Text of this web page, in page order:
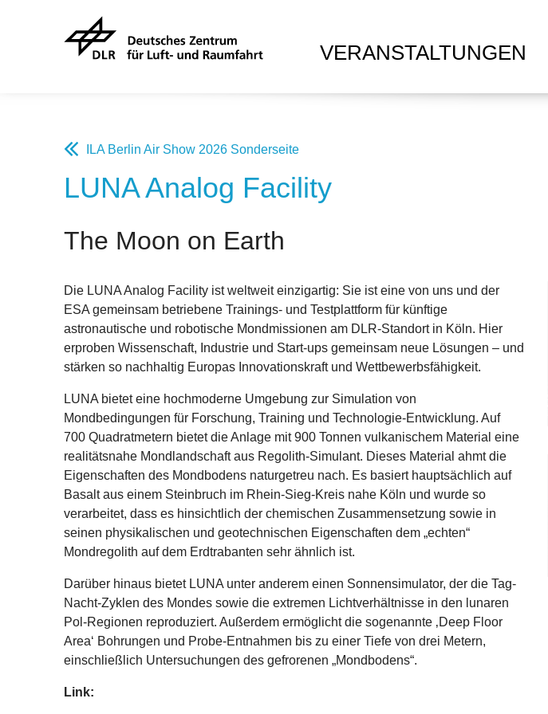
VERANSTALTUNGEN
ILA Berlin Air Show 2026 Sonderseite
LUNA Analog Facility
The Moon on Earth
Die LUNA Analog Facility ist weltweit einzigartig: Sie ist eine von uns und der
ESA gemeinsam betriebene Trainings- und Testplattform für künftige
astronautische und robotische Mondmissionen am DLR-Standort in Köln. Hier
erproben Wissenschaft, Industrie und Start-ups gemeinsam neue Lösungen – und
stärken so nachhaltig Europas Innovationskraft und Wettbewerbsfähigkeit.
LUNA bietet eine hochmoderne Umgebung zur Simulation von
Mondbedingungen für Forschung, Training und Technologie-Entwicklung. Auf
700 Quadratmetern bietet die Anlage mit 900 Tonnen vulkanischem Material eine
realitätsnahe Mondlandschaft aus Regolith-Simulant. Dieses Material ahmt die
Eigenschaften des Mondbodens naturgetreu nach. Es basiert hauptsächlich auf
Basalt aus einem Steinbruch im Rhein-Sieg-Kreis nahe Köln und wurde so
verarbeitet, dass es hinsichtlich der chemischen Zusammensetzung sowie in
seinen physikalischen und geotechnischen Eigenschaften dem „echten“
Mondregolith auf dem Erdtrabanten sehr ähnlich ist.
Darüber hinaus bietet LUNA unter anderem einen Sonnensimulator, der die Tag-
Nacht-Zyklen des Mondes sowie die extremen Lichtverhältnisse in den lunaren
Pol-Regionen reproduziert. Außerdem ermöglicht die sogenannte ‚Deep Floor
Area‘ Bohrungen und Probe-Entnahmen bis zu einer Tiefe von drei Metern,
einschließlich Untersuchungen des gefrorenen „Mondbodens“.
Link: